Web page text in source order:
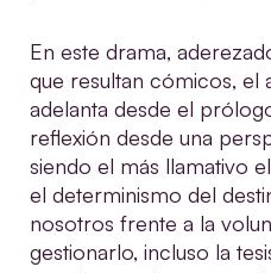
En este drama,
que resultan cómicos, el
adelanta desde el
reflexión desde una
siendo el más llamativo
el determinismo del
nosotros frente a la
gestionarlo, incluso la